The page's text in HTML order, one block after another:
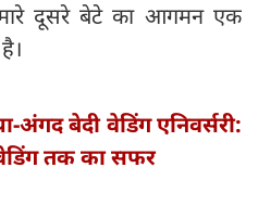
दूसरे बेटे का आगमन एक
अंगद बेदी वेडिंग एनिवर्सरी:
तक का सफर